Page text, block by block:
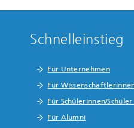
Schnelleinstieg
Für Unternehmen
Für
Für Schülerinnen/
Für Alumni